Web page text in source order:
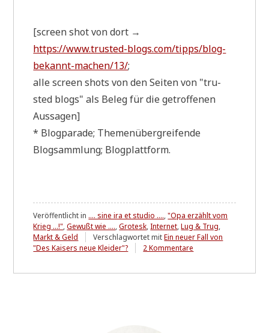
[screen shot von dort →
https://www.trusted-blogs.com/tipps/blog-
bekannt-machen/13/;
alle screen shots von den Sei­ten von "tru­
sted blogs" als Beleg für die getrof­fe­nen
Aussagen]
* Blog­pa­ra­de; The­men­über­grei­fen­de
Blogsamm­lung; Blogplattform.
Veröffentlicht in .... sine ira et studio ....,"Opa erzählt vom
Krieg ...!",Gewußt wie ....,Grotesk,Internet,Lug & Trug,
Markt & Geld
Verschlagwortet mitEin neuer Fall von
"Des Kaisers neue Kleider"?
2 Kommentare